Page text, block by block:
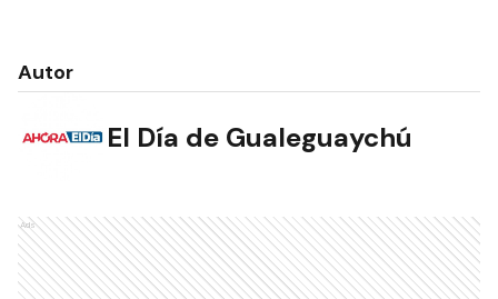
Autor
El Día de Gualeguaychú
Ads